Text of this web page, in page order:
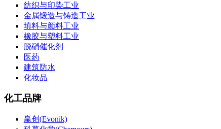
纺织与印染工业
金属锻造与铸造工业
填料与颜料工业
橡胶与塑料工业
脱硝催化剂
医药
建筑防水
化妆品
化工品牌
赢创(Evonik)